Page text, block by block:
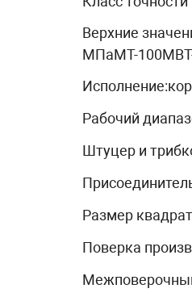
Верхние
МПаМТ-
Рабочий
Штуцер и
Размер
Поверка